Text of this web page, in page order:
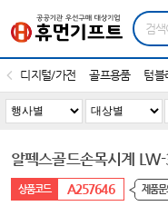
디지털/가전 골프용품 텀블
알펙스골드손목시계
A257646 제품